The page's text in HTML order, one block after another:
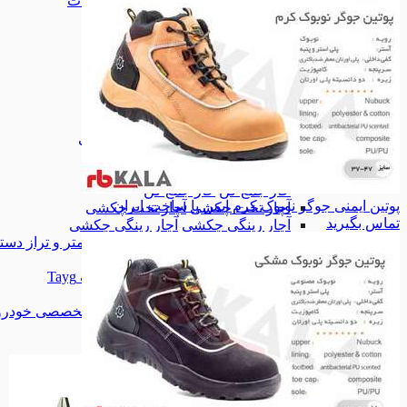
انبردست
انبردست
دم باریک
سیم چین
انبرقفلی
انبرکلاغی
آچار فرانسه آچار فرانسه
آچار یکسر تخت
آچار یکسر تخت
آچار دو سر رینگی آچار دو سر رینگی
آچار دوسرتخت آچار دوسرتخت
خار جمع کن خار جمع کن
آچار تخت چکشی آچار تخت چکشی
آچار رینگی چکشی آچار رینگی چکشی
انواع متر و تراز
کیف و جعبه ابزار کیف و جعبه ابزار
جعبه ابزار تایگ Tayg
جعبه ابزار لیکوتا جعبه ابزار لیکوتا
ابزارآلات تخصصی خودرو ابزارآلات تخصصی
پیچگوشتی
همه دسته بندی های ابزار دستی
پوتین ایمنی جوگر نوبوک کرم ایمن پا ساخت ایران
تماس بگیرید